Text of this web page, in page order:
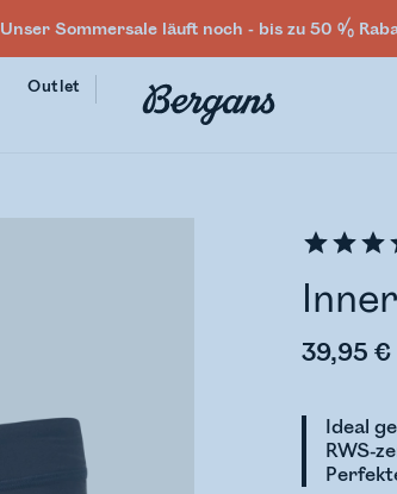
Unser Sommersale läuft noch - bis zu 50 %
Outlet
39,95 €
Ideal
RWS-